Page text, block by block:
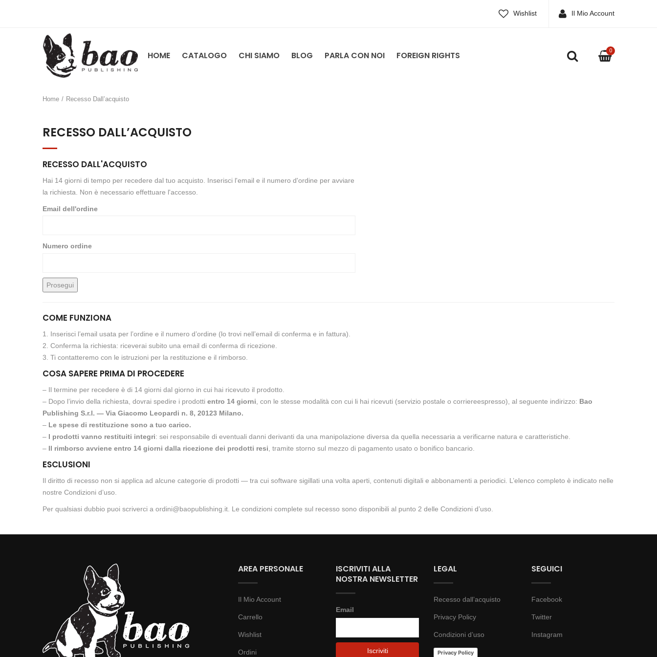
Wishlist Il Mio Account
HOME CATALOGO CHI SIAMO BLOG PARLA CON NOI FOREIGN RIGHTS 0
Home / Recesso Dall’acquisto
RECESSO DALL’ACQUISTO
RECESSO DALL'ACQUISTO
Hai 14 giorni di tempo per recedere dal tuo acquisto. Inserisci l'email e il numero d'ordine per avviare
la richiesta. Non è necessario effettuare l'accesso.
Email dell'ordine
Numero ordine
Prosegui
COME FUNZIONA
1. Inserisci l’email usata per l’ordine e il numero d’ordine (lo trovi nell’email di conferma e in fattura).
2. Conferma la richiesta: riceverai subito una email di conferma di ricezione.
3. Ti contatteremo con le istruzioni per la restituzione e il rimborso.
COSA SAPERE PRIMA DI PROCEDERE
– Il termine per recedere è di 14 giorni dal giorno in cui hai ricevuto il prodotto.
– Dopo l’invio della richiesta, dovrai spedire i prodotti entro 14 giorni , con le stesse modalità con cui li hai ricevuti (servizio postale o corriereespresso), al seguente indirizzo: Bao
Publishing S.r.l. — Via Giacomo Leopardi n. 8, 20123 Milano.
– Le spese di restituzione sono a tuo carico.
– I prodotti vanno restituiti integri: sei responsabile di eventuali danni derivanti da una manipolazione diversa da quella necessaria a verificarne natura e caratteristiche.
– Il rimborso avviene entro 14 giorni dalla ricezione dei prodotti resi , tramite storno sul mezzo di pagamento usato o bonifico bancario.
ESCLUSIONI
Il diritto di recesso non si applica ad alcune categorie di prodotti — tra cui software sigillati una volta aperti, contenuti digitali e abbonamenti a periodici. L’elenco completo è indicato nelle
nostre Condizioni d’uso
Per qualsiasi dubbio puoi scriverci a ordini@baopublishing.it . Le condizioni complete sul recesso sono disponibili al punto 2 delle Condizioni d’uso
AREA PERSONALE
Il Mio Account
Carrello
Wishlist
Ordini
ISCRIVITI ALLA
NOSTRA NEWSLETTER
Email
LEGAL
Recesso dall’acquisto
Privacy Policy
Condizioni d’uso
Privacy Policy
SEGUICI
Facebook
Twitter
Instagram